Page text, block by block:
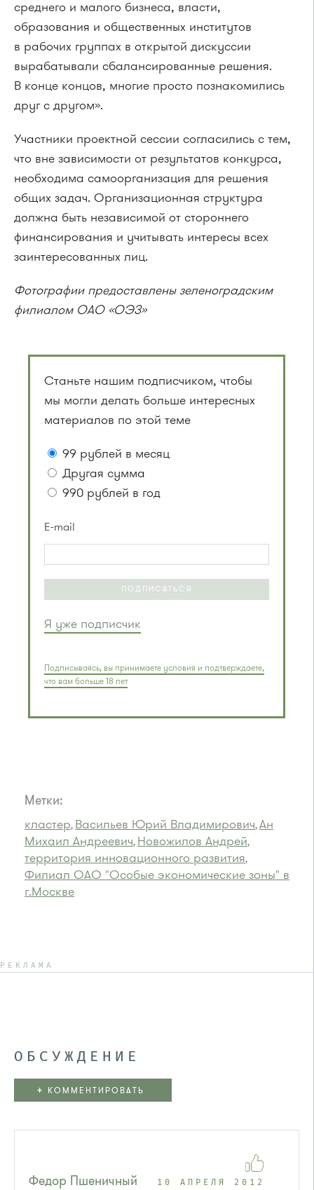
среднего и малого бизнеса, власти,
образования и общественных институтов
в рабочих группах в открытой дискуссии
вырабатывали сбалансированные решения.
В конце концов, многие просто познакомились
друг с другом».
Участники проектной сессии согласились с тем,
что вне зависимости от результатов конкурса,
необходима самоорганизация для решения
общих задач. Организационная структура
должна быть независимой от стороннего
финансирования и учитывать интересы всех
заинтересованных лиц.
Фотографии предоставлены зеленоградским
филиалом ОАО «ОЭЗ»
Станьте нашим подписчиком, чтобы
мы могли делать больше интересных
материалов по этой теме
99 рублей в месяц
Другая сумма
990 рублей в год
E-mail
ПОДПИСАТЬСЯ
Я уже подписчик
Подписываясь, вы принимаете условия и подтверждаете,
что вам больше 18 лет
Метки:
кластер, Васильев Юрий Владимирович,Ан
Михаил Андреевич, Новожилов Андрей,
территория инновационного развития,
Филиал ОАО "Особые экономические зоны" в
г.Москве
РЕКЛАМА
ОБСУЖДЕНИЕ
+ КОММЕНТИРОВАТЬ
Федор Пшеничный 10 АПРЕЛЯ 2012